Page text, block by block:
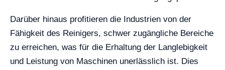
Darüber hinaus profitieren die Industrien von der
Fähigkeit des Reinigers, schwer zugängliche Bereiche
zu erreichen, was für die Erhaltung der Langlebigkeit
und Leistung von Maschinen unerlässlich ist. Dies